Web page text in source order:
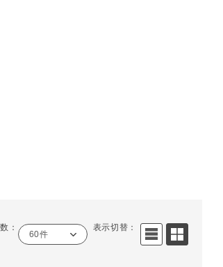
：
60件
表示切替：